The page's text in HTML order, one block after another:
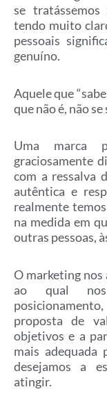
se
tendo muito
pessoais
genuíno.
Aquele que
que não é, não
Uma marca
graciosamente
com a ressalva
autêntica e
realmente
na medida em
outras pessoas,
O marketing nos
ao qual
proposta de
objetivos e a
mais adequada
desejamos a
atingir.